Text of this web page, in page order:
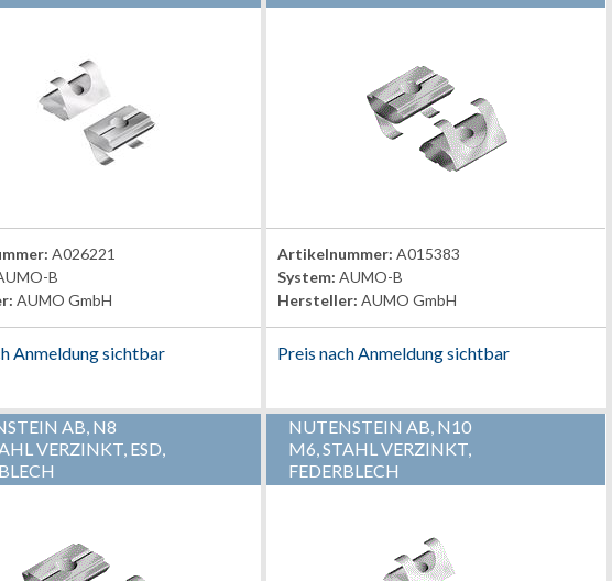
A026221
B
AUMO GmbH
Anmeldung sichtbar
Artikelnummer: A015383
System: AUMO-B
Hersteller: AUMO GmbH
Preis nach Anmeldung sichtbar
AB, N8
VERZINKT, ESD,
NUTENSTEIN AB, N10
M6, STAHL VERZINKT,
FEDERBLECH